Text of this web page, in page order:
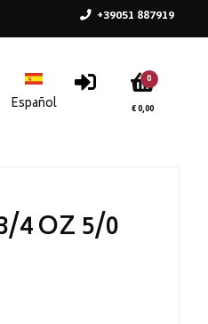
+39051 887919
0
€ 0,00
4 OZ 5/0